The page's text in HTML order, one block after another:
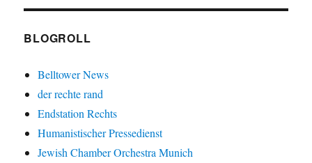
BLOGROLL
Belltower News
der rechte rand
Endstation Rechts
Humanistischer Pressedienst
Jewish Chamber Orchestra Munich